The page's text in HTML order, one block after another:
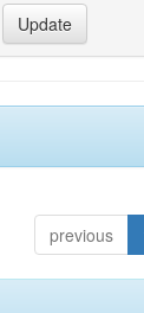
previous